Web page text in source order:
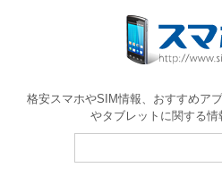
格安スマホやSIM情報、おすすめア
やタブレットに関する情